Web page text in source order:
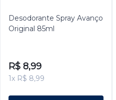
Desodorante Spray Avanço
Original 85ml
R$ 8,99
1x R$ 8,99